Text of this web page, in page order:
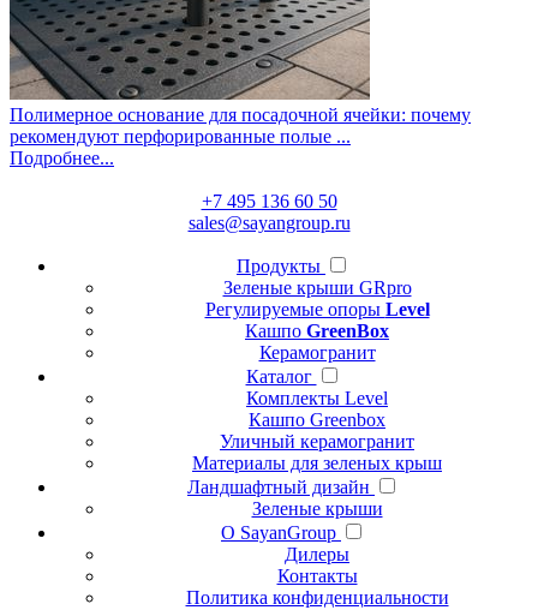
Полимерное основание для посадочной ячейки: почему
рекомендуют перфорированные полые ...
Подробнее...
+7 495 136 60 50
sales@sayangroup.ru
Продукты
Зеленые крыши GRpro
Регулируемые опоры Level
Кашпо GreenBox
Керамогранит
Каталог
Комплекты Level
Кашпо Greenbox
Уличный керамогранит
Материалы для зеленых крыш
Ландшафтный дизайн
Зеленые крыши
О SayanGroup
Дилеры
Контакты
Политика конфиденциальности